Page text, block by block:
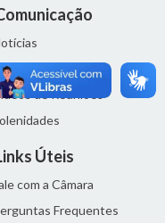
de Imprensa
de Reuniões
Úteis
com a Câmara
Frequentes